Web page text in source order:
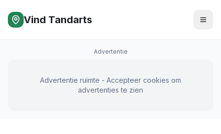
Vind Tandarts
Advertentie
Advertentie ruimte - Accepteer cookies om
advertenties te zien